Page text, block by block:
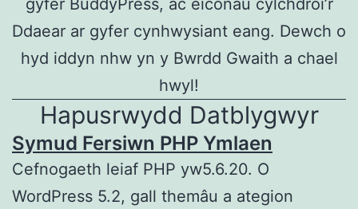
gyfer BuddyPress, ac eiconau cylchdroi’r
Ddaear ar gyfer cynhwysiant eang. Dewch o
hyd iddyn nhw yn y Bwrdd Gwaith a chael
hwyl!
Hapusrwydd Datblygwyr
Symud Fersiwn PHP Ymlaen
Cefnogaeth leiaf PHP yw5.6.20. O
WordPress 5.2, gall themâu a ategion